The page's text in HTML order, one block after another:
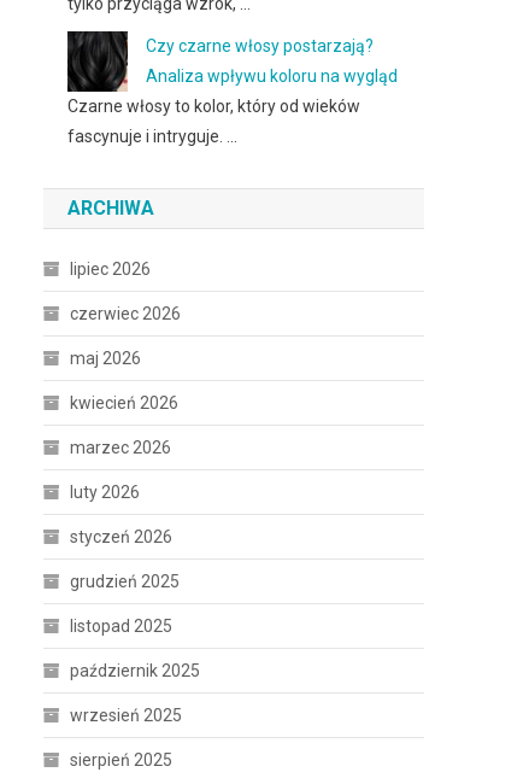
Czy czarne włosy postarzają?
Analiza wpływu koloru na wygląd
Czarne włosy to kolor, który od wieków
fascynuje i intryguje. …
ARCHIWA
lipiec 2026
czerwiec 2026
maj 2026
kwiecień 2026
marzec 2026
luty 2026
styczeń 2026
grudzień 2025
listopad 2025
październik 2025
wrzesień 2025
sierpień 2025